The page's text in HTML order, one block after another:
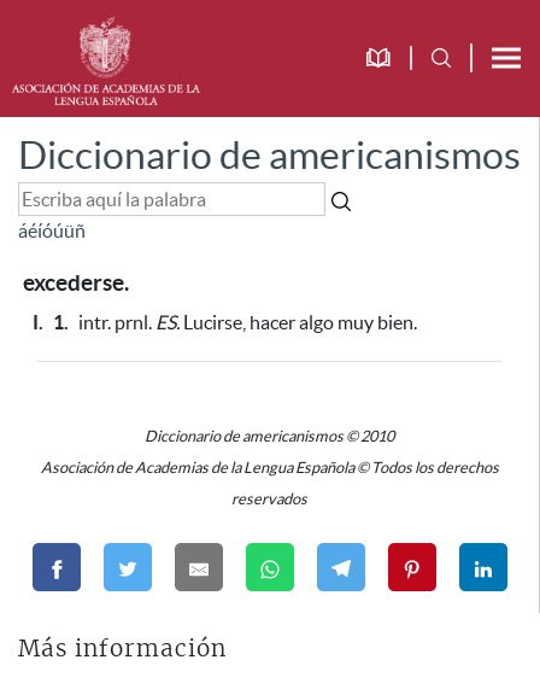
Diccionario de americanismos
áéíóúüñ
excederse.
I. 1. intr. prnl. ES. Lucirse, hacer algo muy bien.
Diccionario de americanismos © 2010
Asociación de Academias de la Lengua Española © Todos los derechos
reservados
Más información